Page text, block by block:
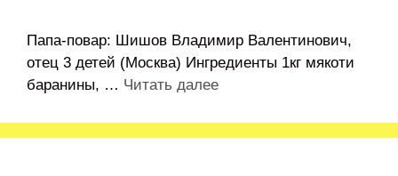
Папа-повар: Шишов Владимир Валентинович,
отец 3 детей (Москва) Ингредиенты 1кг мякоти
баранины, … Читать далее